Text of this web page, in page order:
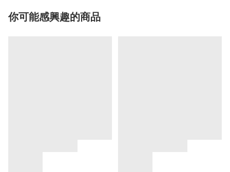
你可能感興趣的商品